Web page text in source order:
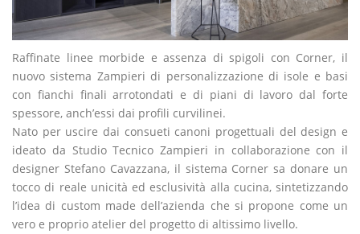
Raffinate linee morbide e assenza di spigoli con Corner, il
nuovo sistema Zampieri di personalizzazione di isole e basi
con fianchi finali arrotondati e di piani di lavoro dal forte
spessore, anch’essi dai profili curvilinei.
Nato per uscire dai consueti canoni progettuali del design e
ideato da Studio Tecnico Zampieri in collaborazione con il
designer Stefano Cavazzana, il sistema Corner sa donare un
tocco di reale unicità ed esclusività alla cucina, sintetizzando
l’idea di custom made dell’azienda che si propone come un
vero e proprio atelier del progetto di altissimo livello.